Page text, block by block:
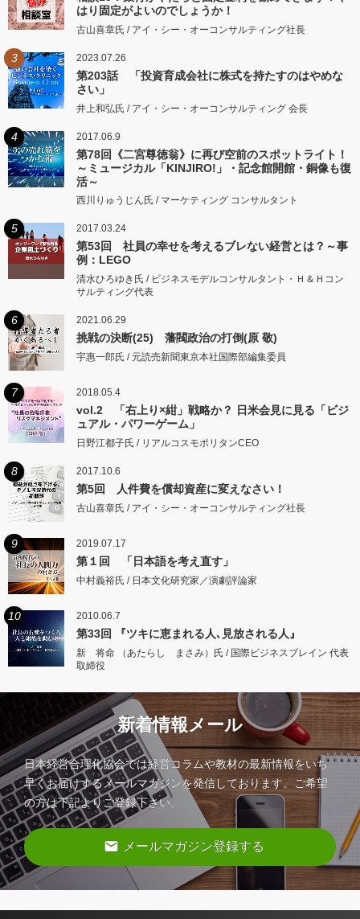
はり固定がよいのでしょうか！
古山喜章氏 / アイ・シー・オーコンサルティング社長
3 2023.07.26
第203話 「投資育成会社に株式を持たすのはやめな
さい」
井上和弘氏 / アイ・シー・オーコンサルティング 会長
4 2017.06.9
第78回《二宮尊徳翁》に再び空前のスポットライト！
～ミュージカル「KINJIRO!」・記念館開館・銅像も復
活～
西川りゅうじん氏 / マーケティング コンサルタント
5 2017.03.24
第53回 社員の幸せを考えるブレない経営とは？～事
例：LEGO
清水ひろゆき氏 / ビジネスモデルコンサルタント・Ｈ＆Ｈコン
サルティング代表
6 2021.06.29
挑戦の決断(25) 藩閥政治の打倒(原 敬)
宇惠一郎氏 / 元読売新聞東京本社国際部編集委員
7 2018.05.4
vol.2 「右上り×紺」戦略か？ 日米会見に見る「ビジ
ュアル・パワーゲーム」
日野江都子氏 / リアルコスモポリタンCEO
8 2017.10.6
第5回 人件費を償却資産に変えなさい！
古山喜章氏 / アイ・シー・オーコンサルティング社長
9 2019.07.17
第１回 「日本語を考え直す」
中村義裕氏 / 日本文化研究家／演劇評論家
10 2010.06.7
第33回 『ツキに恵まれる人､見放される人』
新 将命 （あたらし まさみ）氏 / 国際ビジネスブレイン 代表
取締役
新着情報メール
日本経営合理化協会では経営コラムや教材の最新情報をいち
早くお届けするメールマガジンを発信しております。ご希望
の方は下記よりご登録下さい。
email メールマガジン登録する